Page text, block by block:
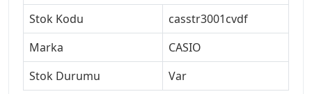
Stok Kodu
casstr3001cvdf
Marka
CASIO
Stok Durumu
Var